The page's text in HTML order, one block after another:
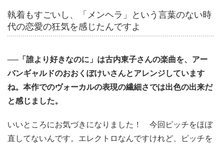
執着もすごいし、「メンヘラ」という言葉のない時
代の恋愛の狂気を感じたんですよ
──「誰より好きなのに」は古内東子さんの楽曲を、アー
バンギャルドのおおくぼけいさんとアレンジしています
ね。本作でのヴォーカルの表現の繊細さでは出色の出来だ
と感じました。
いいところにお気づきになりました！ 今回ピッチをほぼ
直してないんです。エレクトロなんですけれど、ピッチを